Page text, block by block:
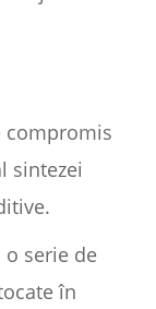
compromis
sintezei
o serie de
în